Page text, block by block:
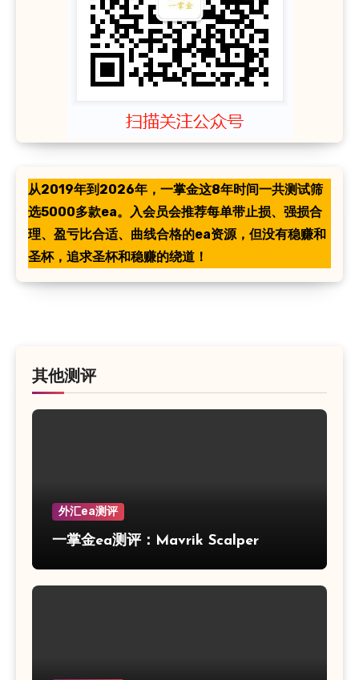
从2019年到2026年，一掌金这8年时间一共测试筛
选5000多款ea。入会员会推荐每单带止损、强损合
理、盈亏比合适、曲线合格的ea资源，但没有稳赚和
圣杯，追求圣杯和稳赚的绕道！
其他测评
外汇ea测评
一掌金ea测评：Mavrik Scalper